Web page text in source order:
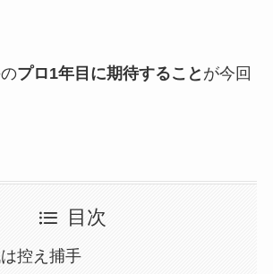
プロ1年目に期待すること が今回
目次
控え捕手